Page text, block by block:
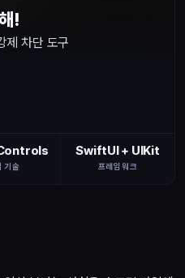
!
제 차단 도구
기술
SwiftUI + UIKit
프레임워크